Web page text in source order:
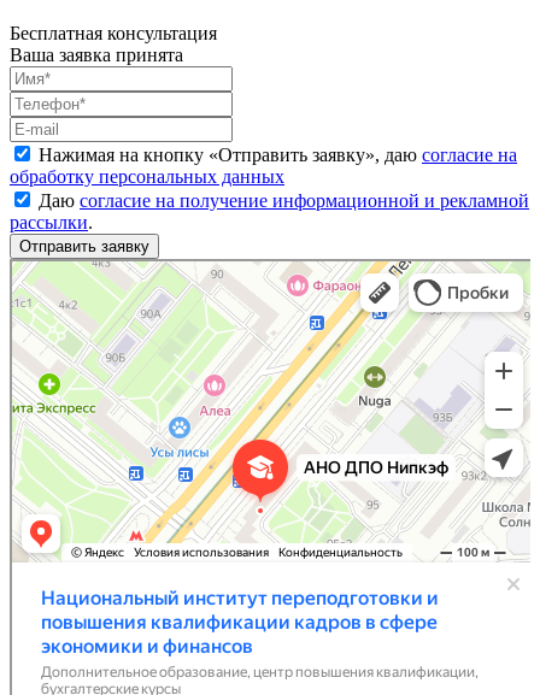
Бесплатная консультация
Ваша заявка принята
Нажимая на кнопку «Отправить заявку», даю согласие на
обработку персональных данных
Даю согласие на получение информационной и рекламной
рассылки.
Национальный институт переподготовки и повышения квалификации кадров в сфере
экономики и финансов
Дополнительное образование в Москве
Центр повышения квалификации в Москве